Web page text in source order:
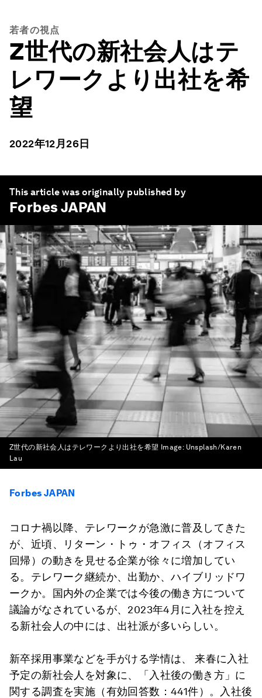
若者の視点
Z世代の新社会人はテ
レワークより出社を希
望
2022年12月26日
This article was originally published by
Forbes JAPAN
Z世代の新社会人はテレワークより出社を希望 Image: Unsplash/Karen
Lau
Forbes JAPAN
コロナ禍以降、テレワークが急激に普及してきた
が、近頃、リターン・トゥ・オフィス（オフィス
回帰）の動きを見せる企業が徐々に増加してい
る。テレワーク継続か、出勤か、ハイブリッドワ
ークか。国内外の企業では今後の働き方について
議論がなされているが、2023年4月に入社を控え
る新社会人の中には、出社派が多いらしい。
新卒採用事業などを手がける学情は、 来春に入社
予定の新社会人を対象に、「入社後の働き方」に
関する調査を実施（有効回答数：441件）。入社後